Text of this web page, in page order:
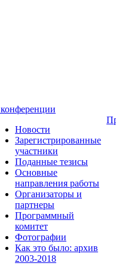
Новости
Зарегистрированные
участники
Поданные тезисы
Основные
направления работы
Организаторы и
партнеры
Программный
комитет
Фотографии
Как это было: архив
2003-2018